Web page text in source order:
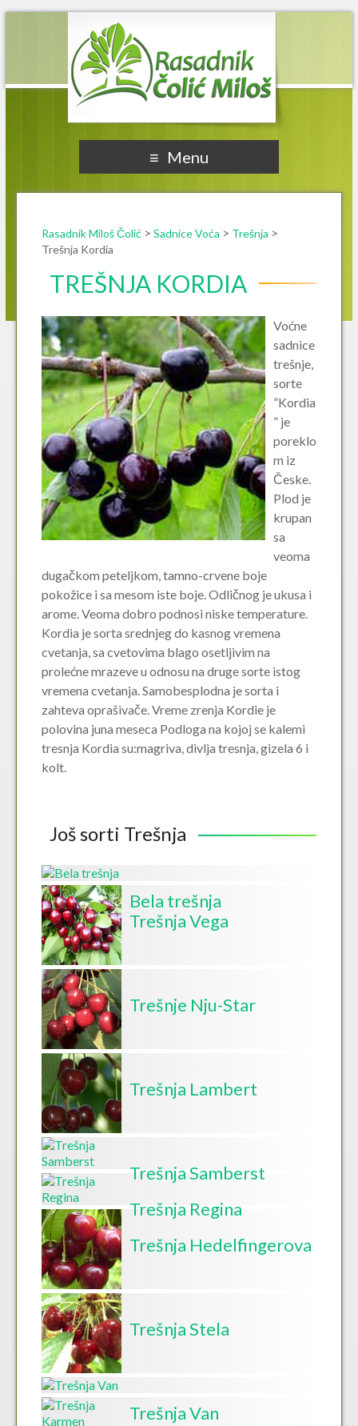
Rasadnik Miloš Čolić
Menu
Rasadnik Miloš Čolić > Sadnice Voća > Trešnja >
Trešnja Kordia
TREŠNJA KORDIA
Voćne
sadnice
trešnje,
sorte
”Kordia
” je
poreklo
m iz
Česke.
Plod je
krupan
sa
veoma
dugačkom peteljkom, tamno-crvene boje
pokožice i sa mesom iste boje. Odličnog je ukusa i
arome. Veoma dobro podnosi niske temperature.
Kordia je sorta srednjeg do kasnog vremena
cvetanja, sa cvetovima blago osetljivim na
prolećne mrazeve u odnosu na druge sorte istog
vremena cvetanja. Samobesplodna je sorta i
zahteva oprašivače. Vreme zrenja Kordie je
polovina juna meseca Podloga na kojoj se kalemi
tresnja Kordia su:magriva, divlja tresnja, gizela 6 i
kolt.
Još sorti Trešnja
Bela trešnja
Trešnja Vega
Trešnje Nju-Star
Trešnja Lambert
Trešnja Samberst
Trešnja Regina
Trešnja Hedelfingerova
Trešnja Stela
Trešnja Van